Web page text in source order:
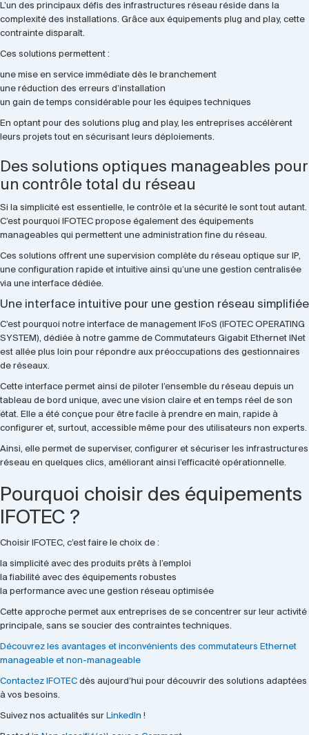
L’un des principaux défis des infrastructures réseau réside dans la
complexité des installations. Grâce aux équipements plug and play, cette
contrainte disparaît.
Ces solutions permettent :
une mise en service immédiate dès le branchement
une réduction des erreurs d’installation
un gain de temps considérable pour les équipes techniques
En optant pour des solutions plug and play, les entreprises accélèrent
leurs projets tout en sécurisant leurs déploiements.
Des solutions optiques manageables pour
un contrôle total du réseau
Si la simplicité est essentielle, le contrôle et la sécurité le sont tout autant.
C’est pourquoi IFOTEC propose également des équipements
manageables qui permettent une administration fine du réseau.
Ces solutions offrent une supervision complète du réseau optique sur IP,
une configuration rapide et intuitive ainsi qu’une une gestion centralisée
via une interface dédiée.
Une interface intuitive pour une gestion réseau simplifiée
C’est pourquoi notre interface de management IFoS (IFOTEC OPERATING
SYSTEM), dédiée à notre gamme de Commutateurs Gigabit Ethernet INet
est allée plus loin pour répondre aux préoccupations des gestionnaires
de réseaux.
Cette interface permet ainsi de piloter l’ensemble du réseau depuis un
tableau de bord unique, avec une vision claire et en temps réel de son
état. Elle a été conçue pour être facile à prendre en main, rapide à
configurer et, surtout, accessible même pour des utilisateurs non experts.
Ainsi, elle permet de superviser, configurer et sécuriser les infrastructures
réseau en quelques clics, améliorant ainsi l’efficacité opérationnelle.
Pourquoi choisir des équipements
IFOTEC ?
Choisir IFOTEC, c’est faire le choix de :
la simplicité avec des produits prêts à l’emploi
la fiabilité avec des équipements robustes
la performance avec une gestion réseau optimisée
Cette approche permet aux entreprises de se concentrer sur leur activité
principale, sans se soucier des contraintes techniques.
Découvrez les avantages et inconvénients des commutateurs Ethernet
manageable et non-manageable
Contactez IFOTEC dès aujourd’hui pour découvrir des solutions adaptées
à vos besoins.
Suivez nos actualités sur LinkedIn !